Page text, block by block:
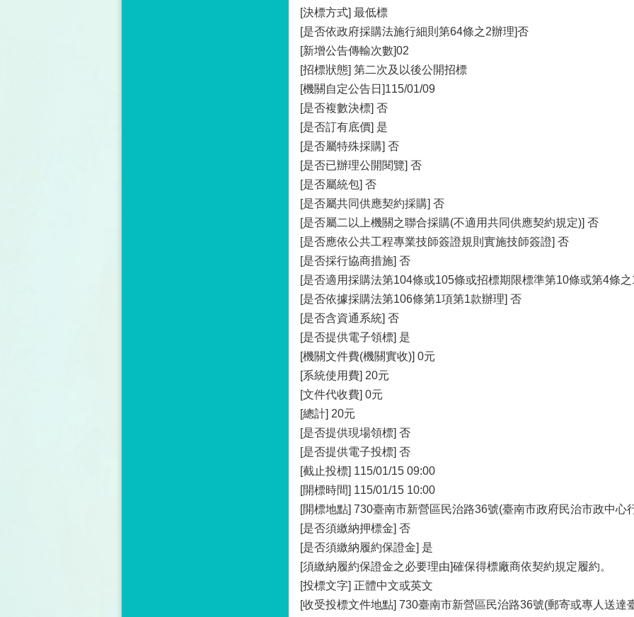
[決標方式] 最低標
[是否依政府採購法施行細則第64條之2辦理]否
[新增公告傳輸次數]02
[招標狀態] 第二次及以後公開招標
[機關自定公告日]115/01/09
[是否複數決標] 否
[是否訂有底價] 是
[是否屬特殊採購] 否
[是否已辦理公開閱覽] 否
[是否屬統包] 否
[是否屬共同供應契約採購] 否
[是否屬二以上機關之聯合採購(不適用共同供應契約規定)] 否
[是否應依公共工程專業技師簽證規則實施技師簽證] 否
[是否採行協商措施] 否
[是否適用採購法第104條或105條或招標期限標準第10條或第4條之
[是否依據採購法第106條第1項第1款辦理] 否
[是否含資通系統] 否
[是否提供電子領標] 是
[機關文件費(機關實收)] 0元
[系統使用費] 20元
[文件代收費] 0元
[總計] 20元
[是否提供現場領標] 否
[是否提供電子投標] 否
[截止投標] 115/01/15 09:00
[開標時間] 115/01/15 10:00
[開標地點] 730臺南市新營區民治路36號(臺南市政府民治市政中心
[是否須繳納押標金] 否
[是否須繳納履約保證金] 是
[須繳納履約保證金之必要理由]確保得標廠商依契約規定履約。
[投標文字] 正體中文或英文
[收受投標文件地點] 730臺南市新營區民治路36號(郵寄或專人送達